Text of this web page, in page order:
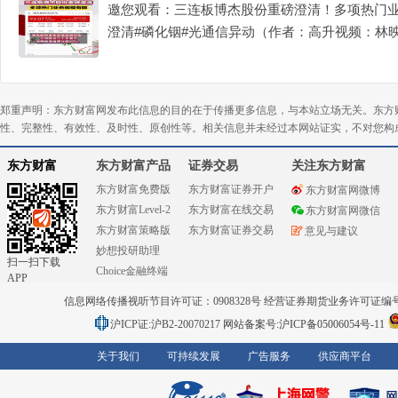
邀您观看：三连板博杰股份重磅澄清！多项热门
澄清#磷化铟#光通信异动（作者：高升视频：林
郑重声明：东方财富网发布此信息的目的在于传播更多信息，与本站立场无关。东
性、完整性、有效性、及时性、原创性等。相关信息并未经过本网站证实，不对您
东方财富
扫一扫下载
APP
东方财富产品
东方财富免费版
东方财富Level-2
东方财富策略版
妙想投研助理
Choice金融终端
证券交易
东方财富证券开户
东方财富在线交易
东方财富证券交易
关注东方财富
东方财富网微博
东方财富网微信
意见与建议
信息网络传播视听节目许可证：0908328号 经营证券期货业务许可证编
沪ICP证:沪B2-20070217 网站备案号:沪ICP备05006054号-11
关于我们 可持续发展 广告服务 供应商平台